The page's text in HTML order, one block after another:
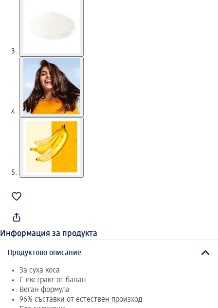
Информация за продукта
Продуктово описание
За суха коса
С екстракт от банан
Веган формула
96% съставки от естествен произход